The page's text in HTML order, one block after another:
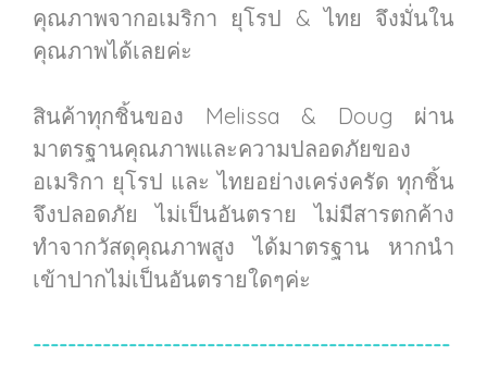
คุณภาพจากอเมริกา ยุโรป & ไทย จึงมั่นใน
คุณภาพได้เลยค่ะ
สินค้าทุกชิ้นของ Melissa & Doug ผ่าน
มาตรฐานคุณภาพและความปลอดภัยของ
อเมริกา ยุโรป และ ไทยอย่างเคร่งครัด ทุกชิ้น
จึงปลอดภัย ไม่เป็นอันตราย ไม่มีสารตกค้าง
ทำจากวัสดุคุณภาพสูง ได้มาตรฐาน หากนำ
เข้าปากไม่เป็นอันตรายใดๆค่ะ
------------------------------------------------